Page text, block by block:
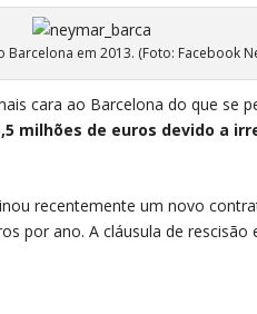
Barcelona em 2013. (Foto: Facebook
cara ao Barcelona do que se
milhões de euros devido a
recentemente um novo
por ano. A cláusula de